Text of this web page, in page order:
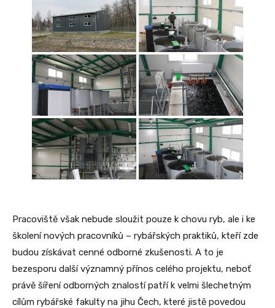
Pracoviště však nebude sloužit pouze k chovu ryb, ale i ke
školení nových pracovníků – rybářských praktiků, kteří zde
budou získávat cenné odborné zkušenosti. A to je
bezesporu další významný přínos celého projektu, neboť
právě šíření odborných znalostí patří k velmi šlechetným
cílům rybářské fakulty na jihu Čech, které jistě povedou